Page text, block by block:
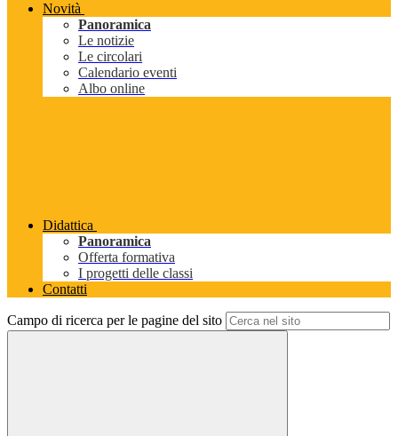
Novità
Panoramica
Le notizie
Le circolari
Calendario eventi
Albo online
Didattica
Panoramica
Offerta formativa
I progetti delle classi
Contatti
Campo di ricerca per le pagine del sito